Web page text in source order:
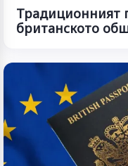
Традиционният
британското